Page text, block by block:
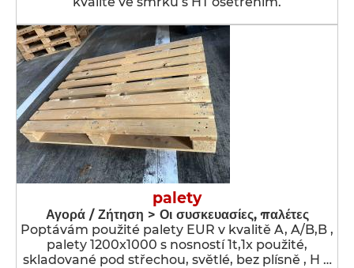
palety
Αγορά / Ζήτηση > Οι συσκευασίες, παλέτες
Poptávám použité palety EUR v kvalitě A, A/B,B ,
palety 1200x1000 s nosností 1t,1x použité,
skladované pod střechou, světlé, bez plísně , H …